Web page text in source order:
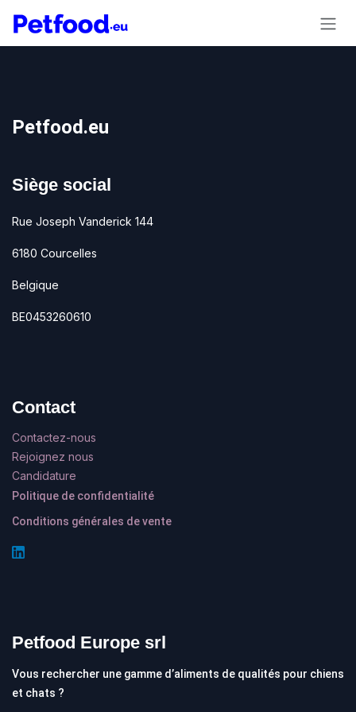
Petfood.eu
Siège social
Rue Joseph Vanderick 144
6180 Courcelles
Belgique
BE0453260610
Contact
Contactez-nous
Rejoignez nous
Candidature
Politique de confidentialité
Conditions générales de vente
Petfood Europe srl
Vous rechercher une gamme d’aliments de qualités pour chiens
et chats ?